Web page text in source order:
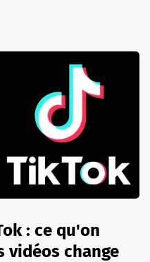
: ce qu'on
vidéos change